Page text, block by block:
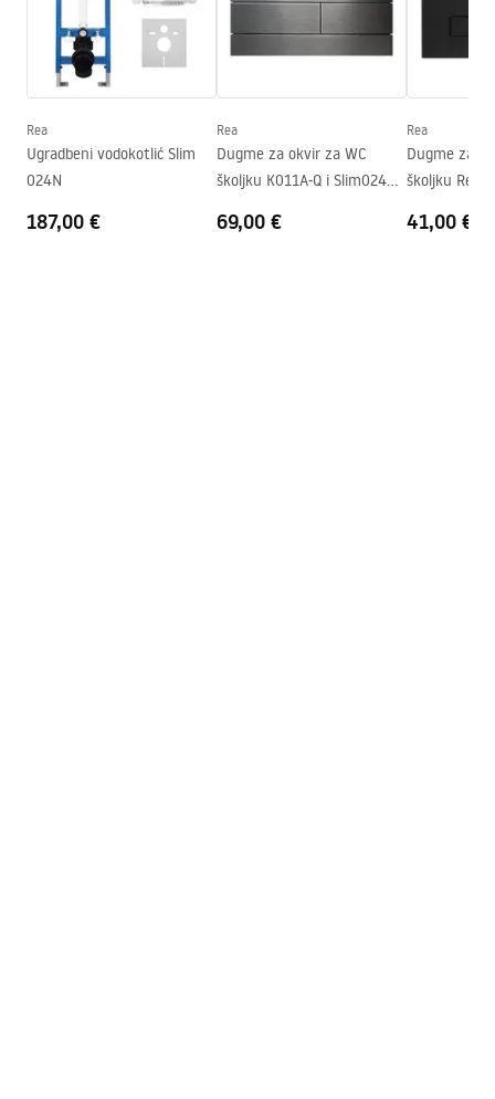
Sanitarna keramika
Duljina
Širina
Razmak montažnih vijaka
180mm
Daska uključena
Da, bijela
Rea
Ugradbeni vodokotlić Slim
024N
187,00 €
Rea
Dugme za okvir za WC
školjku K011A-Q i Slim024N
69,00 €
Rea
Dugme za
školjku Rea
41,00 €